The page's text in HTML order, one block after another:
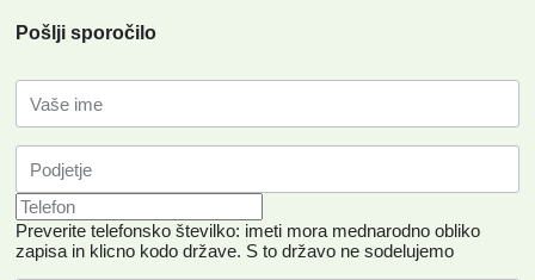
Pošlji sporočilo
Preverite telefonsko številko: imeti mora mednarodno obliko
zapisa in klicno kodo države. S to državo ne sodelujemo